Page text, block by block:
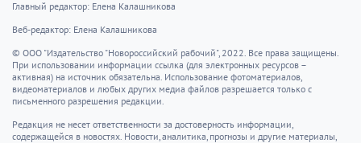
Главный редактор: Елена Калашникова
Веб-редактор: Елена Калашникова
© ООО "Издательство "Новороссийский рабочий", 2022. Все права защищены.
При использовании информации ссылка (для электронных ресурсов –
активная) на источник обязательна. Использование фотоматериалов,
видеоматериалов и любых других медиа файлов разрешается только с
письменного разрешения редакции.
Редакция не несет ответственности за достоверность информации,
содержащейся в новостях. Новости, аналитика, прогнозы и другие материалы,